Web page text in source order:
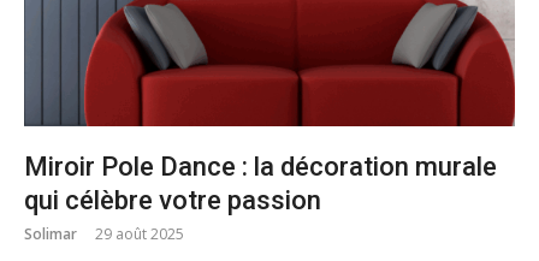
Miroir Pole Dance : la décoration murale
qui célèbre votre passion
Solimar 29 août 2025